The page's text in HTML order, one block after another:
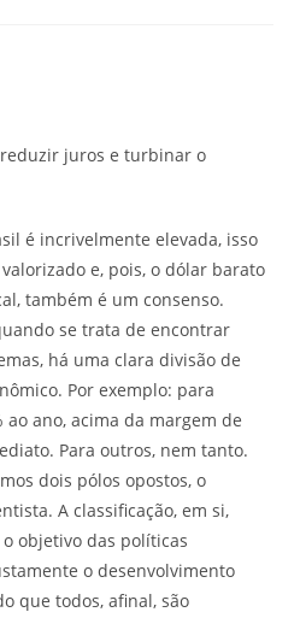
juros e turbinar o
é incrivelmente elevada, isso
e, pois, o dólar barato
também é um consenso.
se trata de encontrar
há uma clara divisão de
Por exemplo: para
ao ano, acima da margem de
Para outros, nem tanto.
dois pólos opostos, o
A classificação, em si,
objetivo das políticas
o desenvolvimento
que todos, afinal, são